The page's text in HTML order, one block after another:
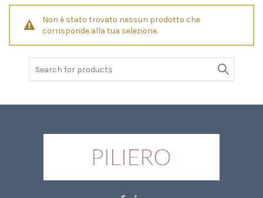
Non è stato trovato nessun prodotto che
corrisponde alla tua selezione.